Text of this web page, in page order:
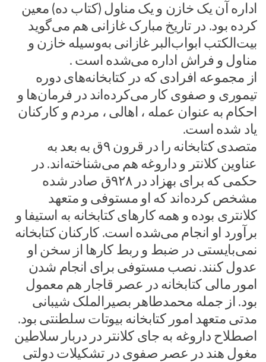
اداره آن یک خازن و یک مناول (کتاب ده) معین
کرده بود. در تاریخ مبارک غازانی هم می‌گوید
بیت‌الکتب ابواب‌البر غازانی به‌وسیله خازن و
مناول و فراش اداره می‌شده است .
از مجموعه افرادی که در کتابخانه‌های دوره
تیموری و صفوی کار می‌کرده‌اند در فرمان‌ها و
احکام به عنوان عمله ، اهالی ، مردم و کارکنان
یاد شده‌ است.
متصدی کتابخانه را در قرون ۹ق به بعد به
عناوین کلانتر و داروغه هم می‌شناخته‌اند. در
حکمی که برای بهزاد در ۹۲۸ق صادر شده
مشخص کرده‌اند که او مستوفی و متعهد
کلانتری بوده و همه کارهای کتابخانه به استیفا و
برآورد او انجام می‌شده است. کارکنان کتابخانه
نمی‌بایستی در ضبط و ربط کارها از سخن او
عدول کنند. نصب مستوفی برای انجام شدن
امور مالی کتابخانه در عصر قاجار هم معمول
بود. از جمله محمدطاهر بصیرالملک شیبانی
مدتی متعهد امور کتابخانه بیوتات سلطنتی بود.
اصطلاح داروغه به جای کلانتر در دربار سلاطین
مغول هند در عصر صفوی در تشکیلات دولتی